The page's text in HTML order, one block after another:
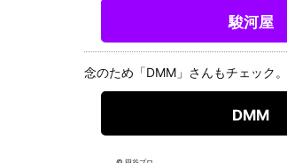
駿河屋
念のため「DMM」さんもチェック。
DMM
勝利の女神：
ィギュア予約
【あみあみ×
ンゲリオン第
モデル予約
【グッドスマ
『ス
カ
【グ
イ
ー